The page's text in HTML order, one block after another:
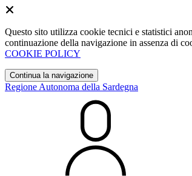
Questo sito utilizza cookie tecnici e statistici
continuazione della navigazione in assenza di
COOKIE POLICY
Continua la navigazione
Regione Autonoma della Sardegna